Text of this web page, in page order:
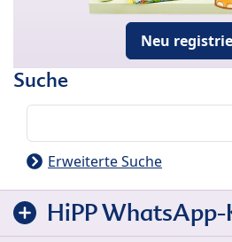
Neu
Suche
Erweiterte Suche
HiPP